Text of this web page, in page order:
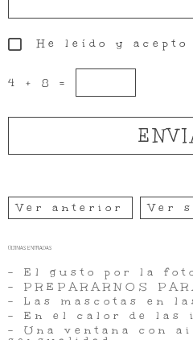
He leído y
4 + 8 =
Ver anterior Ver
ÚLTIMAS ENTRADAS
- El gusto por la
- PREPARARNOS
- Las mascotas en
- En el calor de las
- Una ventana con